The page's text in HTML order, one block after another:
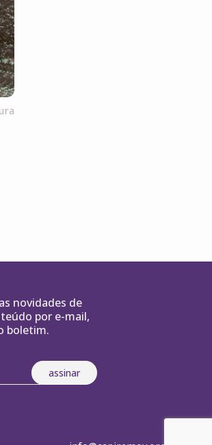
novidades de
por e-mail,
boletim.